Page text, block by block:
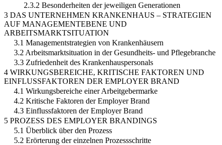
2.3.2 Besonderheiten der jeweiligen Generationen
3 DAS UNTERNEHMEN KRANKENHAUS – STRATEGIEN
AUF MANAGEMENTEBENE UND
ARBEITSMARKTSITUATION
3.1 Managementstrategien von Krankenhäusern
3.2 Arbeitsmarktsituation in der Gesundheits- und Pflegebranche
3.3 Zufriedenheit des Krankenhauspersonals
4 WIRKUNGSBEREICHE, KRITISCHE FAKTOREN UND
EINFLUSSFAKTOREN DER EMPLOYER BRAND
4.1 Wirkungsbereiche einer Arbeitgebermarke
4.2 Kritische Faktoren der Employer Brand
4.3 Einflussfaktoren der Employer Brand
5 PROZESS DES EMPLOYER BRANDINGS
5.1 Überblick über den Prozess
5.2 Erörterung der einzelnen Prozessschritte